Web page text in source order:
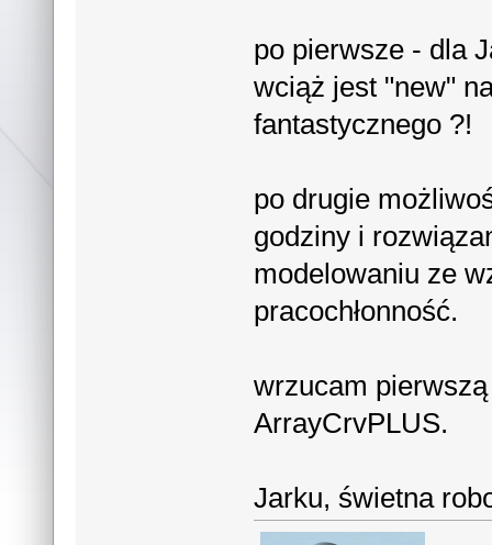
po pierwsze - dla
wciąż jest "new"
fantastycznego ?!
po drugie
godziny i
modelowaniu ze
pracochłonność.
wrzucam
ArrayCrvPLUS.
Jarku, świetna